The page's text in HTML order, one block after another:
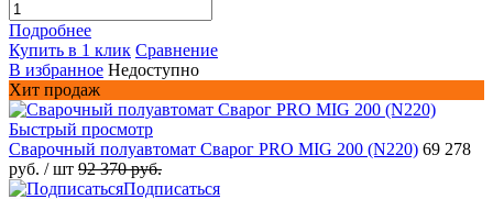
Подробнее
Купить в 1 клик Сравнение
В избранное Недоступно
Хит продаж
Быстрый просмотр
Сварочный полуавтомат Сварог PRO MIG 200 (N220) 69 278
руб. / шт 92 370 руб.
Подписаться